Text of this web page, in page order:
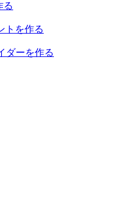
る
トを作る
ダーを作る